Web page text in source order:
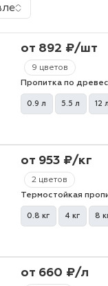
9 цветов
от 892 ₽/шт
Пропитка по
0.9 л 5.5 л 12 л
2 цветов
от 953 ₽/кг
Термостойкая
0.8 кг 4 кг 8
от 660 ₽/л